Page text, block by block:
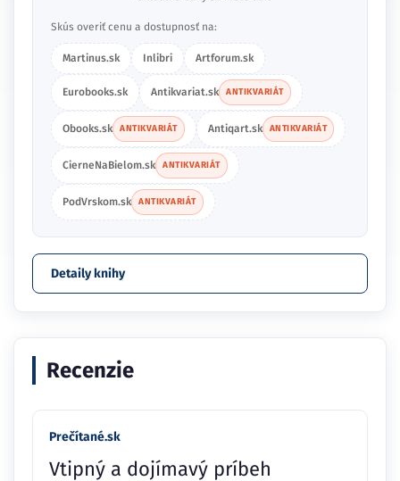
Skús overiť cenu a dostupnosť na:
Martinus.sk Inlibri Artforum.sk
Eurobooks.sk Antikvariat.sk ANTIKVARIÁT
Obooks.sk ANTIKVARIÁT Antiqart.sk ANTIKVARIÁT
CierneNaBielom.sk ANTIKVARIÁT
PodVrskom.sk ANTIKVARIÁT
Detaily knihy
Recenzie
Prečítané.sk
Vtipný a dojímavý príbeh